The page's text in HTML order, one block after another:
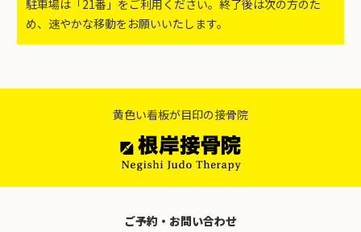
駐車場は「21番」をご利用ください。終了後は次の方のた
め、速やかな移動をお願いいたします。
黄色い看板が目印の接骨院
ご予約・お問い合わせ